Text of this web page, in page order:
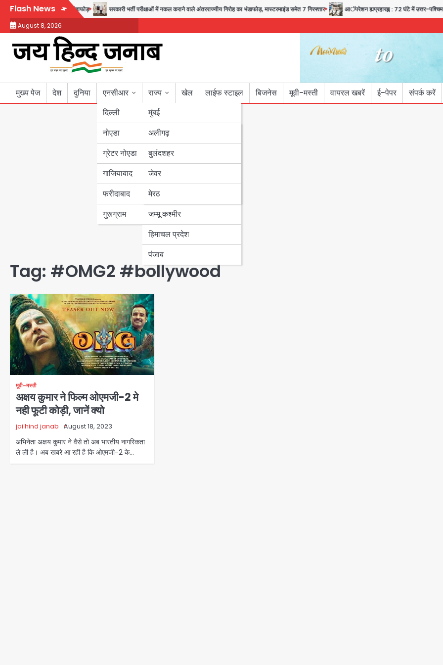
Skip
content
Flash News
फरोख्त करने वाले गिरोह का भंडाफोड़ सरकारी भर्ती परीक्षाओं में नकल कराने वाले अंतरराज्यीय गिरोह का भंडाफोड़, मास्टरमाइंड समेत 7 गिरफ्तार आॅपरेशन ह्यप्रहारह्ण : 72 घंटे में उत्तर-पश्चिम
August 8, 2026
मुख्य पेज देश दुनिया
एनसीआर
दिल्ली
नोएडा
ग्रेटर नोएडा
गाजियाबाद
फरीदाबाद
गुरूग्राम
राज्य
मुंबई
उत्तर प्रदेश
अलीगढ़
बुलंदशहर
जेवर
मेरठ
बिहार
पंजाब
हरियाणा
जम्मू कश्मीर
हिमाचल प्रदेश
पंजाब
खेल लाईफ स्टाइल बिजनेस मूवी-मस्ती वायरल खबरें ई-पेपर संपर्क करें
Tag: #OMG2 #bollywood
मूवी-मस्ती
अक्षय कुमार ने फिल्म ओएमजी-2 मे
नही फूटी कोड़ी, जानें क्यो
jai hind janab August 18, 2023
अभिनेता अक्षय कुमार ने वैसे तो अब भारतीय नागरिकता
ले ली है। अब खबरे आ रही है कि ओएमजी-2 के…